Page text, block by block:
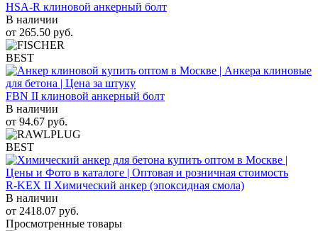
HSA-R клиновой анкерный болт
В наличии
от 265.50 руб.
BEST
FBN II клиновой анкерный болт
В наличии
от 94.67 руб.
BEST
R-KEX II Химический анкер (эпоксидная смола)
В наличии
от 2418.07 руб.
Просмотренные товары